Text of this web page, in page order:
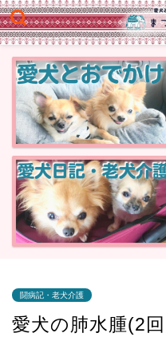
闘病記・老犬介護
愛犬の肺水腫(2